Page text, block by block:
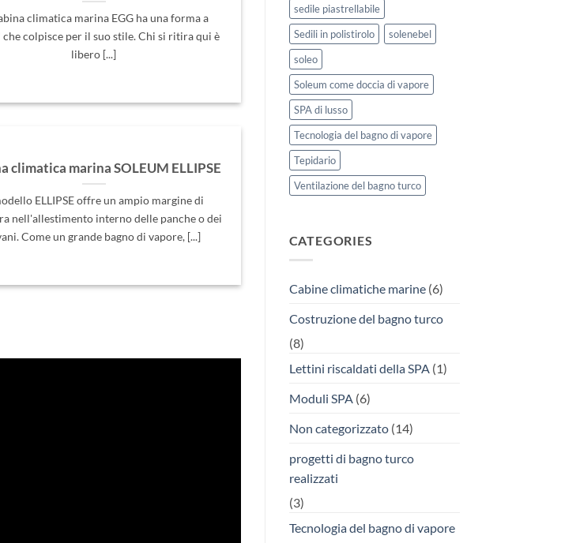
climatica marina EGG ha una forma a
che colpisce per il suo stile. Chi si ritira qui è
libero [...]
climatica marina SOLEUM ELLIPSE
ELLIPSE offre un ampio margine di
nell'allestimento interno delle panche o dei
Come un grande bagno di vapore, [...]
sedile piastrellabile
Sedili in polistirolo
solenebel
soleo
Soleum come doccia di vapore
SPA di lusso
Tecnologia del bagno di vapore
Tepidario
Ventilazione del bagno turco
CATEGORIES
Cabine climatiche marine(6)
Costruzione del bagno turco
(8)
Lettini riscaldati della SPA (1)
Moduli SPA (6)
Non categorizzato(14)
progetti di bagno turco
realizzati
(3)
Tecnologia del bagno di vapore